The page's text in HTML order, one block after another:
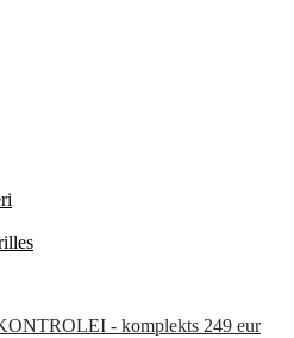
- komplekts 249 eur